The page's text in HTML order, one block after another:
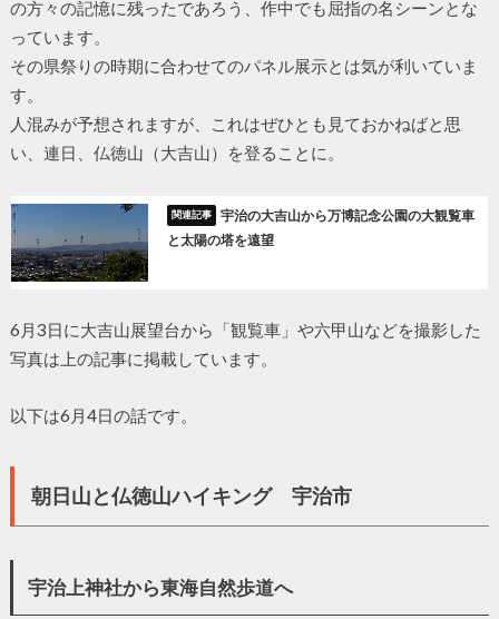
の方々の記憶に残ったであろう、作中でも屈指の名シーンとな
っています。
その県祭りの時期に合わせてのパネル展示とは気が利いていま
す。
人混みが予想されますが、これはぜひとも見ておかねばと思
い、連日、仏徳山（大吉山）を登ることに。
宇治の大吉山から万博記念公園の大観覧車
と太陽の塔を遠望
6月3日に大吉山展望台から「観覧車」や六甲山などを撮影した
写真は上の記事に掲載しています。
以下は6月4日の話です。
朝日山と仏徳山ハイキング 宇治市
宇治上神社から東海自然歩道へ